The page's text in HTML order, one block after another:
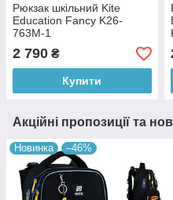
Рюкзак шкільний Kite
Education Fancy K26-
763M-1
2 790 ₴
Купити
Акційні пропозиції та
Новинка –46%